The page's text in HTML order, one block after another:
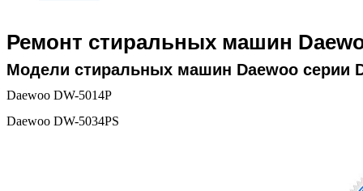
Ремонт стиральных машин
Модели стиральных машин Daewoo серии
Daewoo DW-5014P
Daewoo DW-5034PS